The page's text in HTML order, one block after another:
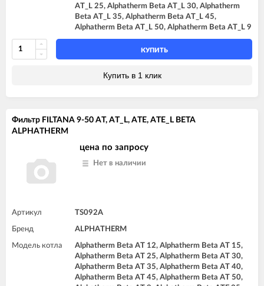
AT_L 25, Alphatherm Beta AT_L 30, Alphatherm
Beta AT_L 35, Alphatherm Beta AT_L 45,
Alphatherm Beta AT_L 50, Alphatherm Beta AT_L 9
КУПИТЬ
Купить в 1 клик
Фильтр FILTANA 9-50 AT, AT_L, ATE, ATE_L BETA
ALPHATHERM
цена по запросу
Нет в наличии
Артикул TS092A
Бренд ALPHATHERM
Модель котла
Alphatherm Beta AT 12, Alphatherm Beta AT 15,
Alphatherm Beta AT 25, Alphatherm Beta AT 30,
Alphatherm Beta AT 35, Alphatherm Beta AT 40,
Alphatherm Beta AT 45, Alphatherm Beta AT 50,